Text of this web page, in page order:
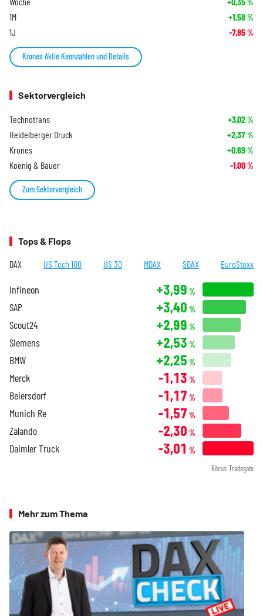
%
1M +1,58%
1J -7,85%
Krones Aktie Kennzahlen und Details
Sektorvergleich
Technotrans +3,02%
Heidelberger Druck +2,37%
Krones +0,69%
Koenig & Bauer -1,00%
Zum Sektorvergleich
Tops & Flops
DAX US Tech 100 US 30 MDAX SDAX EuroStoxx
Infineon +3,99 %
SAP +3,40 %
Scout24 +2,99 %
Siemens +2,53 %
BMW +2,25 %
Merck -1,13 %
Beiersdorf -1,17 %
Munich Re -1,57 %
Zalando -2,30 %
Daimler Truck -3,01 %
Börse: Tradegate
Mehr zum Thema